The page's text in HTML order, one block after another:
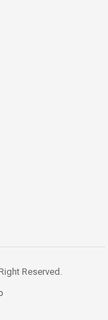
Reserved.